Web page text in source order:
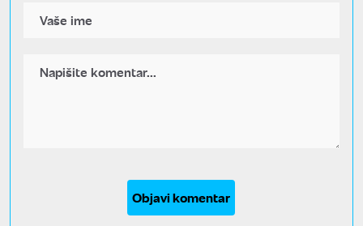
Objavi komentar